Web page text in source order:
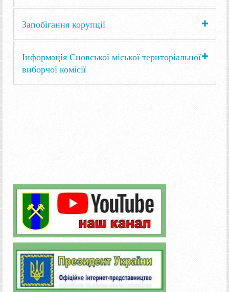
Запобігання корупції
Інформація Сновської міської територіальної
виборчої комісії